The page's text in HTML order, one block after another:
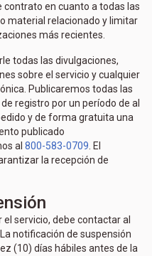
en cuanto a todas las
material relacionado y limitar
más recientes.
todas las divulgaciones,
sobre el servicio y cualquier
Publicaremos todas las
registro por un período de al
y de forma gratuita una
publicado
al 800-583-0709 . El
la recepción de
servicio, debe contactar al
notificación de suspensión
(10) días hábiles antes de la